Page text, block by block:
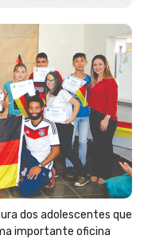
dos adolescentes que
importante oficina